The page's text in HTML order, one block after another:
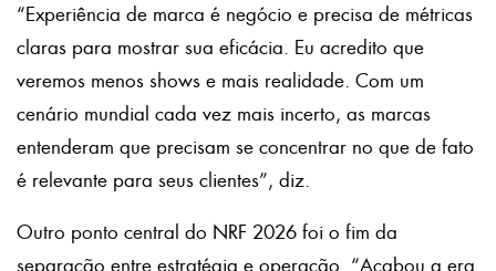
“Experiência de marca é negócio e precisa de métricas
claras para mostrar sua eficácia. Eu acredito que
veremos menos shows e mais realidade. Com um
cenário mundial cada vez mais incerto, as marcas
entenderam que precisam se concentrar no que de fato
é relevante para seus clientes”, diz.
Outro ponto central do NRF 2026 foi o fim da
separação entre estratégia e operação. “Acabou a era